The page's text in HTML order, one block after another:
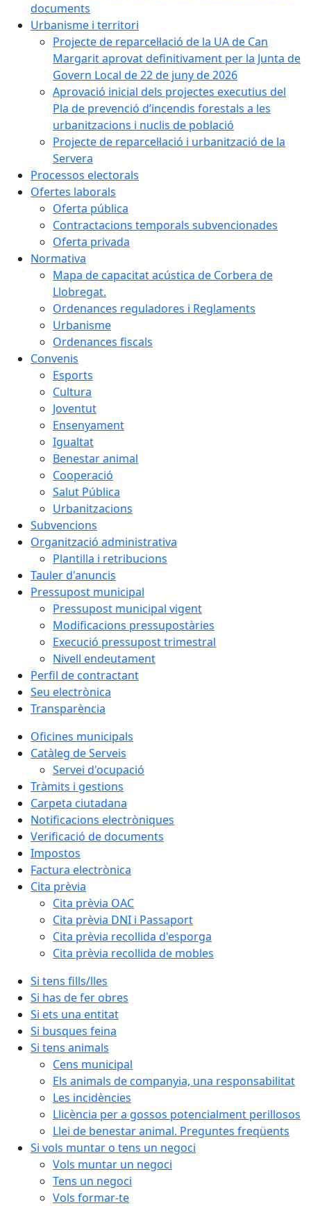
documents
Urbanisme i territori
Projecte de reparcel·lació de la UA de Can
Margarit aprovat definitivament per la Junta de
Govern Local de 22 de juny de 2026
Aprovació inicial dels projectes executius del
Pla de prevenció d’incendis forestals a les
urbanitzacions i nuclis de població
Projecte de reparcel·lació i urbanització de la
Servera
Processos electorals
Ofertes laborals
Oferta pública
Contractacions temporals subvencionades
Oferta privada
Normativa
Mapa de capacitat acústica de Corbera de
Llobregat.
Ordenances reguladores i Reglaments
Urbanisme
Ordenances fiscals
Convenis
Esports
Cultura
Joventut
Ensenyament
Igualtat
Benestar animal
Cooperació
Salut Pública
Urbanitzacions
Subvencions
Organització administrativa
Plantilla i retribucions
Tauler d'anuncis
Pressupost municipal
Pressupost municipal vigent
Modificacions pressupostàries
Execució pressupost trimestral
Nivell endeutament
Perfil de contractant
Seu electrònica
Transparència
Oficines municipals
Catàleg de Serveis
Servei d'ocupació
Tràmits i gestions
Carpeta ciutadana
Notificacions electròniques
Verificació de documents
Impostos
Factura electrònica
Cita prèvia
Cita prèvia OAC
Cita prèvia DNI i Passaport
Cita prèvia recollida d'esporga
Cita prèvia recollida de mobles
Si tens fills/lles
Si has de fer obres
Si ets una entitat
Si busques feina
Si tens animals
Cens municipal
Els animals de companyia, una responsabilitat
Les incidències
Llicència per a gossos potencialment perillosos
Llei de benestar animal. Preguntes freqüents
Si vols muntar o tens un negoci
Vols muntar un negoci
Tens un negoci
Vols formar-te